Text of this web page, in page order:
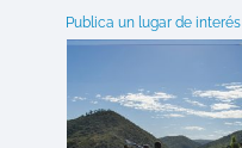
Publica un lugar de interés